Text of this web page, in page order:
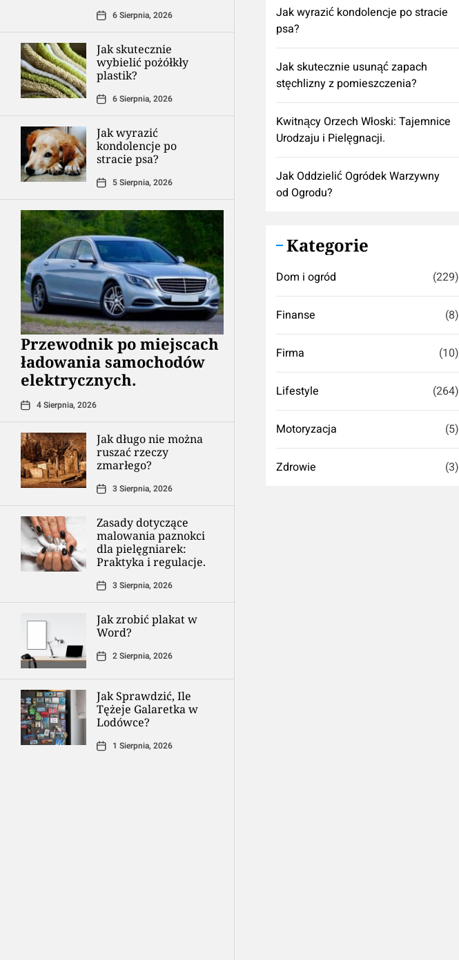
6 Sierpnia, 2026
Jak skutecznie
wybielić pożółkły
plastik?
6 Sierpnia, 2026
Jak wyrazić
kondolencje po
stracie psa?
5 Sierpnia, 2026
Przewodnik po miejscach
ładowania samochodów
elektrycznych.
4 Sierpnia, 2026
Jak długo nie można
ruszać rzeczy
zmarłego?
3 Sierpnia, 2026
Zasady dotyczące
malowania paznokci
dla pielęgniarek:
Praktyka i regulacje.
3 Sierpnia, 2026
Jak zrobić plakat w
Word?
2 Sierpnia, 2026
Jak Sprawdzić, Ile
Tężeje Galaretka w
Lodówce?
1 Sierpnia, 2026
Jak wyrazić kondolencje po stracie
psa?
Jak skutecznie usunąć zapach
stęchlizny z pomieszczenia?
Kwitnący Orzech Włoski: Tajemnice
Urodzaju i Pielęgnacji.
Jak Oddzielić Ogródek Warzywny
od Ogrodu?
Kategorie
Dom i ogród (229)
Finanse (8)
Firma (10)
Lifestyle (264)
Motoryzacja (5)
Zdrowie (3)